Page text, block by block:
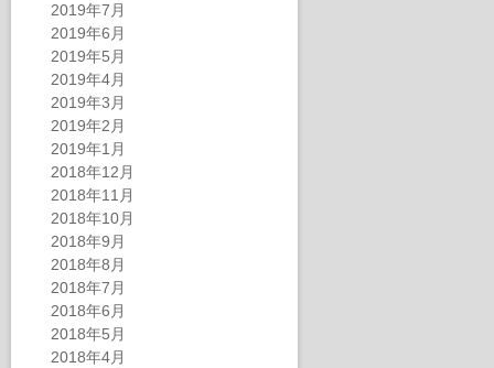
2019年7月
2019年6月
2019年5月
2019年4月
2019年3月
2019年2月
2019年1月
2018年12月
2018年11月
2018年10月
2018年9月
2018年8月
2018年7月
2018年6月
2018年5月
2018年4月